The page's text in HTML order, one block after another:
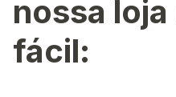
nossa
fácil: